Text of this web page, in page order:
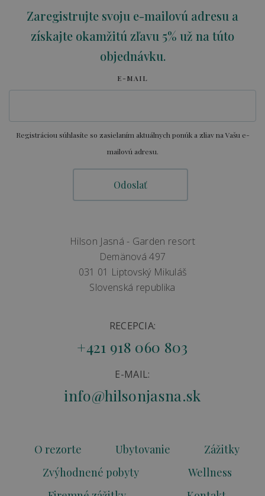
Zaregistrujte svoju e-mailovú adresu a
získajte okamžitú zľavu 5% už na túto
objednávku.
E-MAIL
Registráciou súhlasíte so zasielaním aktuálnych ponúk a zliav na Vašu e-
mailovú adresu.
Hilson Jasná - Garden resort
Demänová 497
031 01 Liptovský Mikuláš
Slovenská republika
RECEPCIA:
+421 918 060 803
E-MAIL:
info@hilsonjasna.sk
O rezorte Ubytovanie
Zážitky
Zvýhodnené pobyty
Wellness